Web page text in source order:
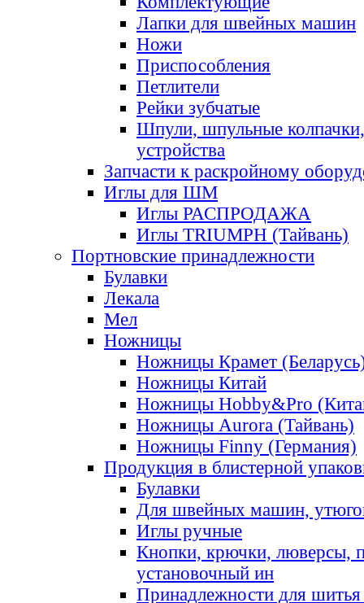
Лапки для швейных машин
Ножи
Приспособления
Петлители
Рейки зубчатые
Шпули, шпульные
устройства
Запчасти к раскройному
Иглы для ШМ
Иглы РАСПРОДАЖА
Иглы TRIUMPH (Тайвань)
Портновские принадлежности
Булавки
Лекала
Мел
Ножницы
Ножницы Крамет
Ножницы Китай
Ножницы Hobby&Pro
Ножницы Aurora (Тайвань)
Ножницы Finny (Германия)
Продукция в блистерной
Булавки
Для швейных машин,
Иглы ручные
Кнопки, крючки, люверсы,
установочный ин
Принадлежности для шитья